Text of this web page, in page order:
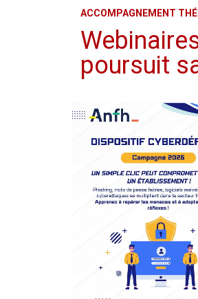
ACCOMPAGNEMENT
poursuit